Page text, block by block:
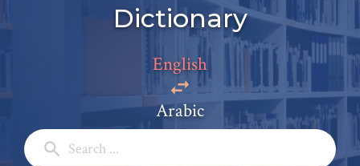
Dictionary
English
Arabic
Add a comment
Full Name: *